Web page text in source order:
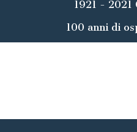
1921 - 2021
100 anni di